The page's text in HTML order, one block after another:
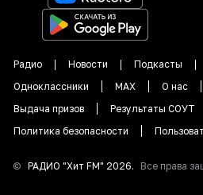
Радио Новости Подкасты
Одноклассники
MAX О нас
Выдача призов
Результаты СОУТ
Политика безопасности
© РАДИО "Хит FM" 2026. Все права